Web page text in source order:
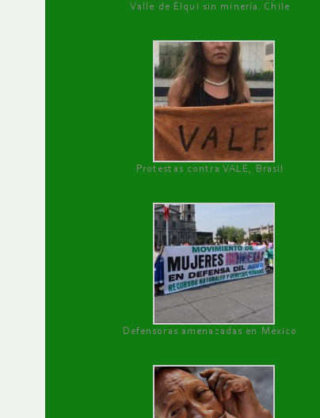
Valle de Elqui sin minería. Chile
Protestas contra VALE, Brasil
Defensoras amenazadas en México